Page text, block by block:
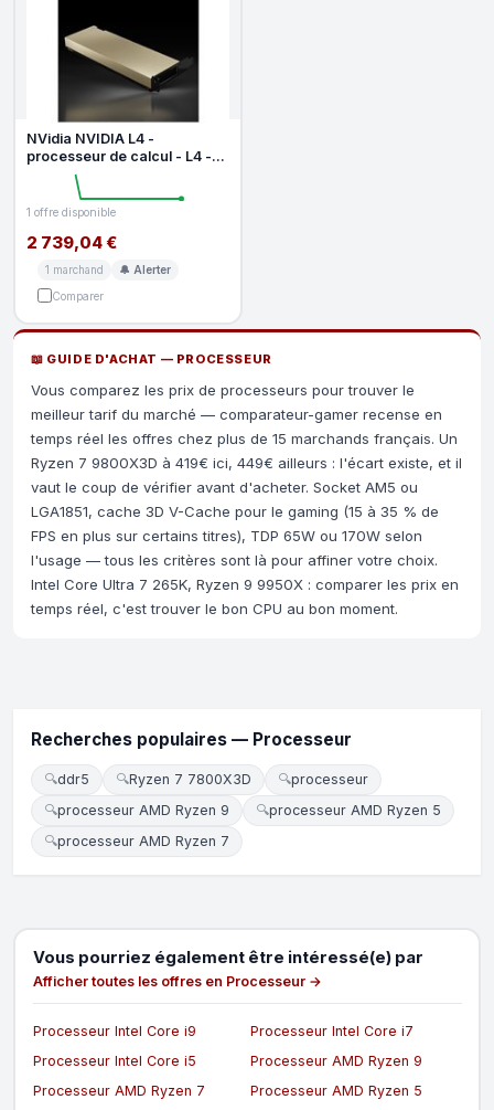
NVidia NVIDIA L4 -
processeur de calcul - L4 -
1 offre disponible
2 739,04 €
1 marchand
🔔 Alerter
Comparer
📖 GUIDE D'ACHAT — PROCESSEUR
Vous comparez les prix de processeurs pour trouver le
meilleur tarif du marché — comparateur-gamer recense en
temps réel les offres chez plus de 15 marchands français. Un
Ryzen 7 9800X3D à 419€ ici, 449€ ailleurs : l'écart existe, et il
vaut le coup de vérifier avant d'acheter. Socket AM5 ou
LGA1851, cache 3D V-Cache pour le gaming (15 à 35 % de
FPS en plus sur certains titres), TDP 65W ou 170W selon
l'usage — tous les critères sont là pour affiner votre choix.
Intel Core Ultra 7 265K, Ryzen 9 9950X : comparer les prix en
temps réel, c'est trouver le bon CPU au bon moment.
Recherches populaires — Processeur
🔍ddr5 🔍Ryzen 7 7800X3D 🔍processeur
🔍processeur AMD Ryzen 9 🔍processeur AMD Ryzen 5
🔍processeur AMD Ryzen 7
Vous pourriez également être intéressé(e) par
Afficher toutes les offres en Processeur →
Processeur Intel Core i9
Processeur Intel Core i7
Processeur Intel Core i5
Processeur AMD Ryzen 9
Processeur AMD Ryzen 7
Processeur AMD Ryzen 5